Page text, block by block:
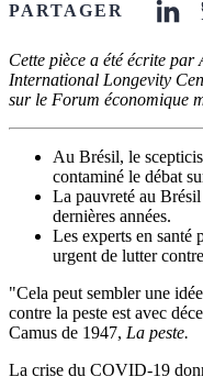
PARTAGER
Cette pièce a été écrite
International Longevity
sur le Forum économique
Au Brésil, le
contaminé le débat
La pauvreté au
dernières années.
Les experts en santé
urgent de lutter
"Cela peut sembler une
contre la peste est avec
Camus de 1947, La peste.
La crise du COVID-19